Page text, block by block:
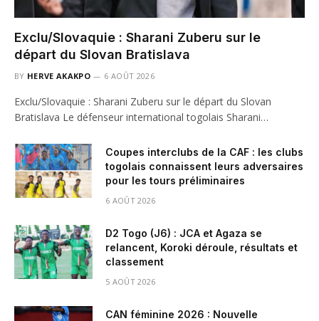
Exclu/Slovaquie : Sharani Zuberu sur le
départ du Slovan Bratislava
BY HERVE AKAKPO 6 AOÛT 2026
Exclu/Slovaquie : Sharani Zuberu sur le départ du Slovan
Bratislava Le défenseur international togolais Sharani…
Coupes interclubs de la CAF : les clubs
togolais connaissent leurs adversaires
pour les tours préliminaires
6 AOÛT 2026
D2 Togo (J6) : JCA et Agaza se
relancent, Koroki déroule, résultats et
classement
5 AOÛT 2026
CAN féminine 2026 : Nouvelle